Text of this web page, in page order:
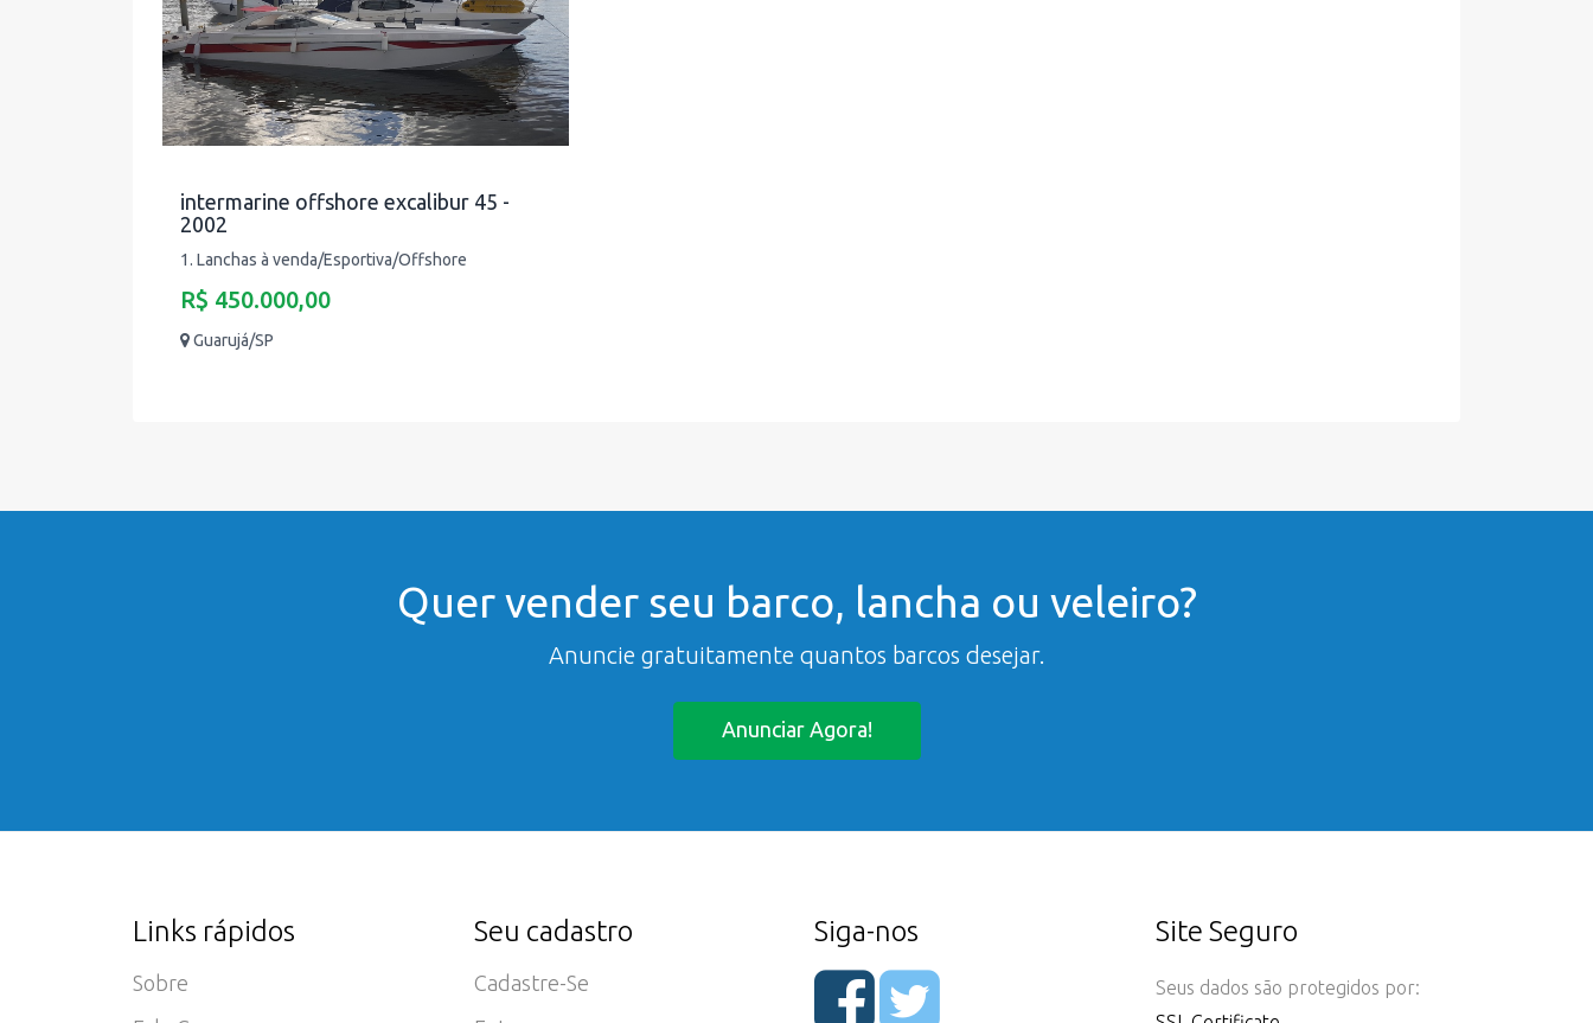
intermarine offshore excalibur 45 -
2002
1. Lanchas à venda/Esportiva/Offshore
R$ 450.000,00
Guarujá/SP
Quer vender seu barco, lancha ou veleiro?
Anuncie gratuitamente quantos barcos desejar.
Anunciar Agora!
Links rápidos
Sobre
Seu cadastro
Cadastre-Se
Siga-nos Site Seguro
Seus dados são protegidos por: